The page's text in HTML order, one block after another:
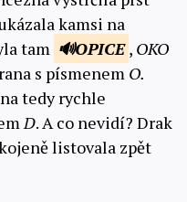
kamsi na
tam
OPICE , OKO
s písmenem O.
tedy rychle
D. A co nevidí? Drak
listovala zpět